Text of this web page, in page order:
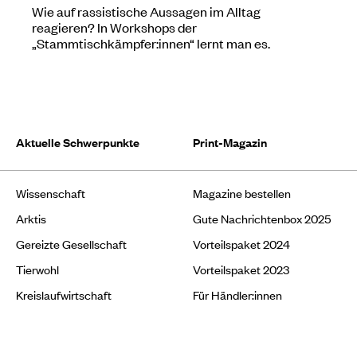
Wie auf rassistische Aussagen im Alltag
reagieren? In Workshops der
„Stammtischkämpfer:innen“ lernt man es.
Aktuelle Schwerpunkte
Wissenschaft
Arktis
Gereizte Gesellschaft
Tierwohl
Kreislaufwirtschaft
Print-Magazin
Magazine bestellen
Gute Nachrichtenbox 2025
Vorteilspaket 2024
Vorteilspaket 2023
Für Händler:innen